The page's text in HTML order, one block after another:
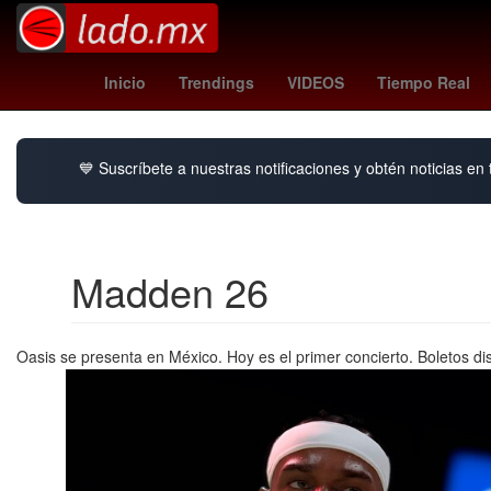
Inicio Trendings VIDEOS Tiempo Real
cubs - blue jays Agresión LeBron
💙 Suscríbete a nuestras notificaciones y obtén noticias en
Madden 26
Oasis se presenta en México. Hoy es el primer concierto. Boletos